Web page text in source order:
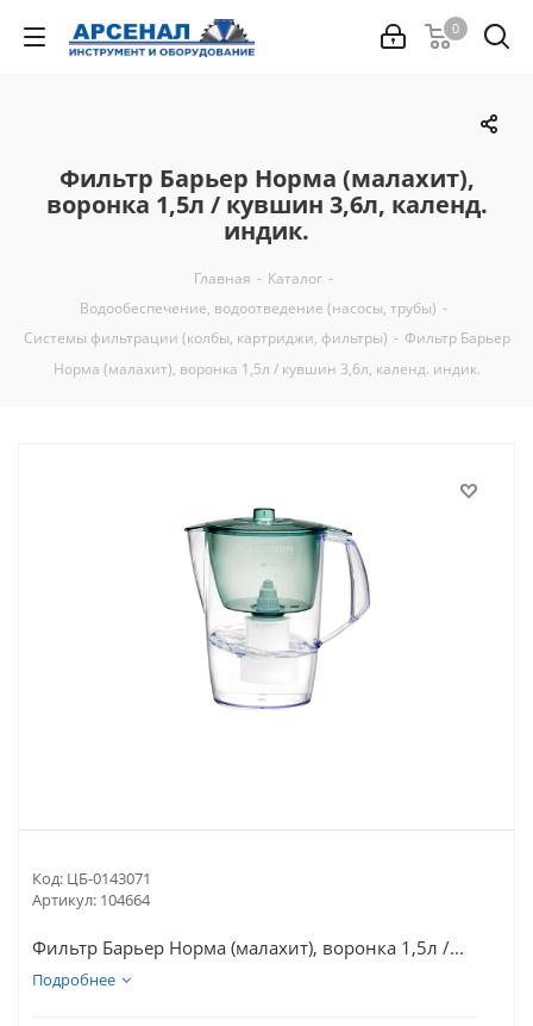
0
Фильтр Барьер Норма (малахит),
воронка 1,5л / кувшин 3,6л, календ.
индик.
Главная - Каталог -
Водообеспечение, водоотведение (насосы, трубы) -
Системы фильтрации (колбы, картриджи, фильтры) - Фильтр Барьер
Норма (малахит), воронка 1,5л / кувшин 3,6л, календ. индик.
Код: ЦБ-0143071
Артикул: 104664
Фильтр Барьер Норма (малахит), воронка 1,5л /...
Подробнее